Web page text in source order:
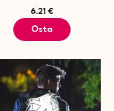
6.21 €
Osta